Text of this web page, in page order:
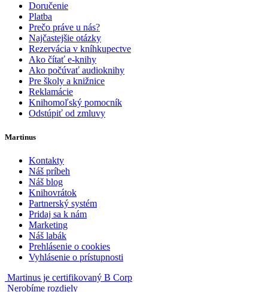
Doručenie
Platba
Prečo práve u nás?
Najčastejšie otázky
Rezervácia v kníhkupectve
Ako čítať e-knihy
Ako počúvať audioknihy
Pre školy a knižnice
Reklamácie
Knihomoľský pomocník
Odstúpiť od zmluvy
Martinus
Kontakty
Náš príbeh
Náš blog
Knihovrátok
Partnerský systém
Pridaj sa k nám
Marketing
Náš labák
Prehlásenie o cookies
Vyhlásenie o prístupnosti
Martinus je certifikovaný B Corp
Nerobíme rozdiely